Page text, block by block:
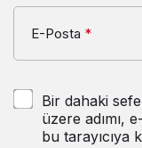
E-Posta *
Bir dahaki
üzere adımı,
bu tarayıcıya